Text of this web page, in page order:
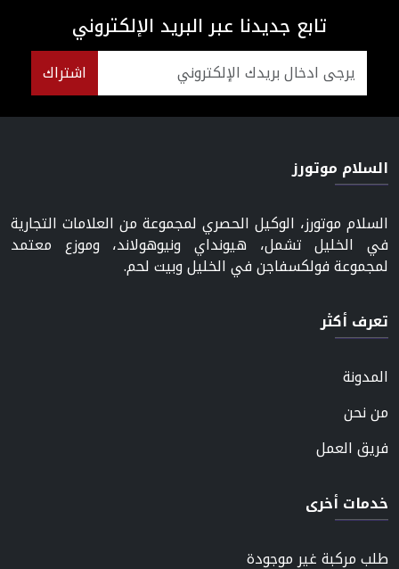
تابع جديدنا عبر البريد الإلكتروني
اشتراك
السلام موتورز
السلام موتورز، الوكيل الحصري لمجموعة من العلامات التجارية
في الخليل تشمل، هيونداي ونيوهولاند، وموزع معتمد
لمجموعة فولكسفاجن في الخليل وبيت لحم.
تعرف أكثر
المدونة
من نحن
فريق العمل
خدمات أخرى
طلب مركبة غير موجودة